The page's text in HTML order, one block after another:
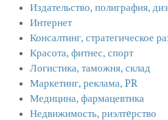
Издательство, полиграфия,
Интернет
Консалтинг, стратегическое
Красота, фитнес, спорт
Логистика, таможня, склад
Маркетинг, реклама, PR
Медицина, фармацевтика
Недвижимость, риэлтeрство